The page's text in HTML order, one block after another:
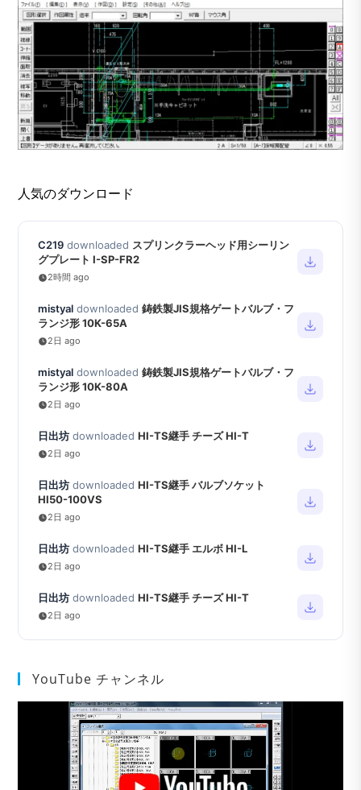
人気のダウンロード
C219 downloaded スプリンクラーヘッド用シーリン
グプレート I-SP-FR2
2時間 ago
mistyal downloaded 鋳鉄製JIS規格ゲートバルブ・フ
ランジ形 10K-65A
2日 ago
mistyal downloaded 鋳鉄製JIS規格ゲートバルブ・フ
ランジ形 10K-80A
2日 ago
日出坊 downloaded HI-TS継手 チーズ HI-T
2日 ago
日出坊 downloaded HI-TS継手 バルブソケット
HI50-100VS
2日 ago
日出坊 downloaded HI-TS継手 エルボ HI-L
2日 ago
日出坊 downloaded HI-TS継手 チーズ HI-T
2日 ago
YouTube チャンネル